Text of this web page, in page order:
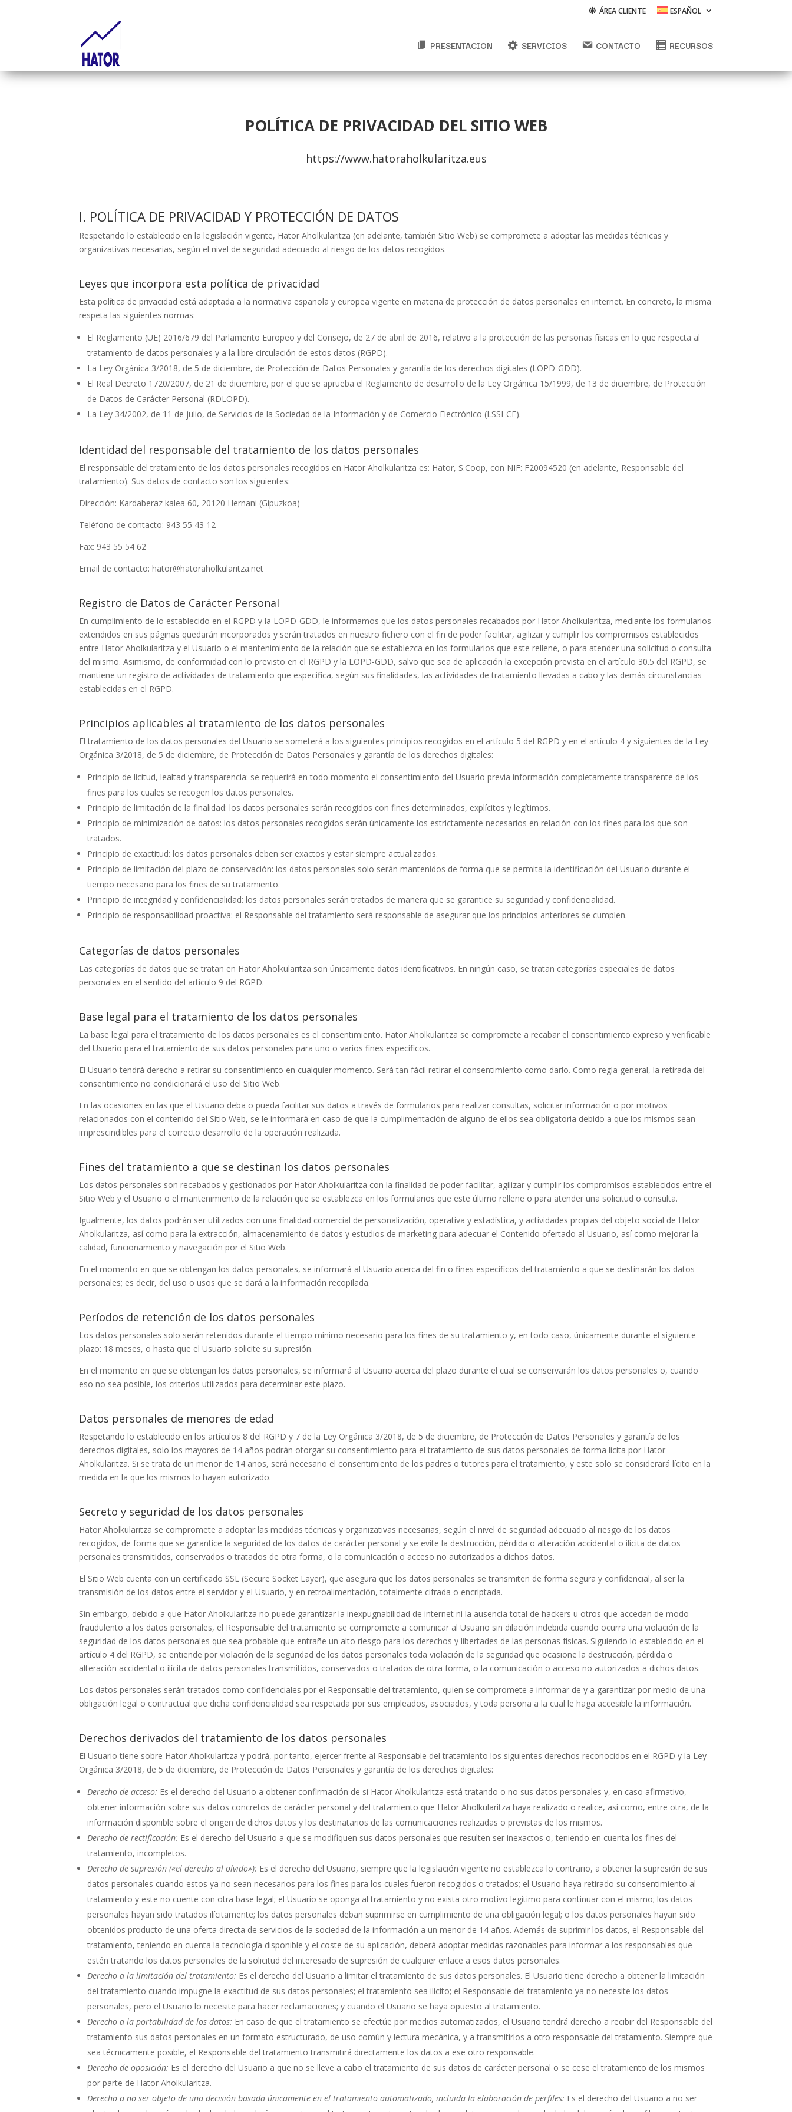
ÁREA CLIENTE ESPAÑOL
PRESENTACION SERVICIOS CONTACTO RECURSOS
POLÍTICA DE PRIVACIDAD DEL SITIO WEB
https://www.hatoraholkularitza.eus
I. POLÍTICA DE PRIVACIDAD Y PROTECCIÓN DE DATOS
Respetando lo establecido en la legislación vigente, Hator Aholkularitza (en adelante, también Sitio Web) se compromete a adoptar las medidas técnicas y
organizativas necesarias, según el nivel de seguridad adecuado al riesgo de los datos recogidos.
Leyes que incorpora esta política de privacidad
Esta política de privacidad está adaptada a la normativa española y europea vigente en materia de protección de datos personales en internet. En concreto, la misma
respeta las siguientes normas:
El Reglamento (UE) 2016/679 del Parlamento Europeo y del Consejo, de 27 de abril de 2016, relativo a la protección de las personas físicas en lo que respecta al
tratamiento de datos personales y a la libre circulación de estos datos (RGPD).
La Ley Orgánica 3/2018, de 5 de diciembre, de Protección de Datos Personales y garantía de los derechos digitales (LOPD-GDD).
El Real Decreto 1720/2007, de 21 de diciembre, por el que se aprueba el Reglamento de desarrollo de la Ley Orgánica 15/1999, de 13 de diciembre, de Protección
de Datos de Carácter Personal (RDLOPD).
La Ley 34/2002, de 11 de julio, de Servicios de la Sociedad de la Información y de Comercio Electrónico (LSSI-CE).
Identidad del responsable del tratamiento de los datos personales
El responsable del tratamiento de los datos personales recogidos en Hator Aholkularitza es: Hator, S.Coop, con NIF: F20094520 (en adelante, Responsable del
tratamiento). Sus datos de contacto son los siguientes:
Dirección: Kardaberaz kalea 60, 20120 Hernani (Gipuzkoa)
Teléfono de contacto: 943 55 43 12
Fax: 943 55 54 62
Email de contacto:hator@hatoraholkularitza.net
Registro de Datos de Carácter Personal
En cumplimiento de lo establecido en el RGPD y la LOPD-GDD, le informamos que los datos personales recabados por Hator Aholkularitza, mediante los formularios
extendidos en sus páginas quedarán incorporados y serán tratados en nuestro fichero con el fin de poder facilitar, agilizar y cumplir los compromisos establecidos
entre Hator Aholkularitza y el Usuario o el mantenimiento de la relación que se establezca en los formularios que este rellene, o para atender una solicitud o consulta
del mismo. Asimismo, de conformidad con lo previsto en el RGPD y la LOPD-GDD, salvo que sea de aplicación la excepción prevista en el artículo 30.5 del RGPD, se
mantiene un registro de actividades de tratamiento que especifica, según sus finalidades, las actividades de tratamiento llevadas a cabo y las demás circunstancias
establecidas en el RGPD.
Principios aplicables al tratamiento de los datos personales
El tratamiento de los datos personales del Usuario se someterá a los siguientes principios recogidos en el artículo 5 del RGPD y en el artículo 4 y siguientes de la Ley
Orgánica 3/2018, de 5 de diciembre, de Protección de Datos Personales y garantía de los derechos digitales:
Principio de licitud, lealtad y transparencia: se requerirá en todo momento el consentimiento del Usuario previa información completamente transparente de los
fines para los cuales se recogen los datos personales.
Principio de limitación de la finalidad: los datos personales serán recogidos con fines determinados, explícitos y legítimos.
Principio de minimización de datos: los datos personales recogidos serán únicamente los estrictamente necesarios en relación con los fines para los que son
tratados.
Principio de exactitud: los datos personales deben ser exactos y estar siempre actualizados.
Principio de limitación del plazo de conservación: los datos personales solo serán mantenidos de forma que se permita la identificación del Usuario durante el
tiempo necesario para los fines de su tratamiento.
Principio de integridad y confidencialidad: los datos personales serán tratados de manera que se garantice su seguridad y confidencialidad.
Principio de responsabilidad proactiva: el Responsable del tratamiento será responsable de asegurar que los principios anteriores se cumplen.
Categorías de datos personales
Las categorías de datos que se tratan en Hator Aholkularitza son únicamente datos identificativos. En ningún caso, se tratan categorías especiales de datos
personales en el sentido del artículo 9 del RGPD.
Base legal para el tratamiento de los datos personales
La base legal para el tratamiento de los datos personales es el consentimiento. Hator Aholkularitza se compromete a recabar el consentimiento expreso y verificable
del Usuario para el tratamiento de sus datos personales para uno o varios fines específicos.
El Usuario tendrá derecho a retirar su consentimiento en cualquier momento. Será tan fácil retirar el consentimiento como darlo. Como regla general, la retirada del
consentimiento no condicionará el uso del Sitio Web.
En las ocasiones en las que el Usuario deba o pueda facilitar sus datos a través de formularios para realizar consultas, solicitar información o por motivos
relacionados con el contenido del Sitio Web, se le informará en caso de que la cumplimentación de alguno de ellos sea obligatoria debido a que los mismos sean
imprescindibles para el correcto desarrollo de la operación realizada.
Fines del tratamiento a que se destinan los datos personales
Los datos personales son recabados y gestionados por Hator Aholkularitza con la finalidad de poder facilitar, agilizar y cumplir los compromisos establecidos entre el
Sitio Web y el Usuario o el mantenimiento de la relación que se establezca en los formularios que este último rellene o para atender una solicitud o consulta.
Igualmente, los datos podrán ser utilizados con una finalidad comercial de personalización, operativa y estadística, y actividades propias del objeto social de Hator
Aholkularitza, así como para la extracción, almacenamiento de datos y estudios de marketing para adecuar el Contenido ofertado al Usuario, así como mejorar la
calidad, funcionamiento y navegación por el Sitio Web.
En el momento en que se obtengan los datos personales, se informará al Usuario acerca del fin o fines específicos del tratamiento a que se destinarán los datos
personales; es decir, del uso o usos que se dará a la información recopilada.
Períodos de retención de los datos personales
Los datos personales solo serán retenidos durante el tiempo mínimo necesario para los fines de su tratamiento y, en todo caso, únicamente durante el siguiente
plazo: 18 meses, o hasta que el Usuario solicite su supresión.
En el momento en que se obtengan los datos personales, se informará al Usuario acerca del plazo durante el cual se conservarán los datos personales o, cuando
eso no sea posible, los criterios utilizados para determinar este plazo.
Datos personales de menores de edad
Respetando lo establecido en los artículos 8 del RGPD y 7 de la Ley Orgánica 3/2018, de 5 de diciembre, de Protección de Datos Personales y garantía de los
derechos digitales, solo los mayores de 14 años podrán otorgar su consentimiento para el tratamiento de sus datos personales de forma lícita por Hator
Aholkularitza. Si se trata de un menor de 14 años, será necesario el consentimiento de los padres o tutores para el tratamiento, y este solo se considerará lícito en la
medida en la que los mismos lo hayan autorizado.
Secreto y seguridad de los datos personales
Hator Aholkularitza se compromete a adoptar las medidas técnicas y organizativas necesarias, según el nivel de seguridad adecuado al riesgo de los datos
recogidos, de forma que se garantice la seguridad de los datos de carácter personal y se evite la destrucción, pérdida o alteración accidental o ilícita de datos
personales transmitidos, conservados o tratados de otra forma, o la comunicación o acceso no autorizados a dichos datos.
El Sitio Web cuenta con un certificado SSL (Secure Socket Layer), que asegura que los datos personales se transmiten de forma segura y confidencial, al ser la
transmisión de los datos entre el servidor y el Usuario, y en retroalimentación, totalmente cifrada o encriptada.
Sin embargo, debido a que Hator Aholkularitza no puede garantizar la inexpugnabilidad de internet ni la ausencia total de hackers u otros que accedan de modo
fraudulento a los datos personales, el Responsable del tratamiento se compromete a comunicar al Usuario sin dilación indebida cuando ocurra una violación de la
seguridad de los datos personales que sea probable que entrañe un alto riesgo para los derechos y libertades de las personas físicas. Siguiendo lo establecido en el
artículo 4 del RGPD, se entiende por violación de la seguridad de los datos personales toda violación de la seguridad que ocasione la destrucción, pérdida o
alteración accidental o ilícita de datos personales transmitidos, conservados o tratados de otra forma, o la comunicación o acceso no autorizados a dichos datos.
Los datos personales serán tratados como confidenciales por el Responsable del tratamiento, quien se compromete a informar de y a garantizar por medio de una
obligación legal o contractual que dicha confidencialidad sea respetada por sus empleados, asociados, y toda persona a la cual le haga accesible la información.
Derechos derivados del tratamiento de los datos personales
El Usuario tiene sobre Hator Aholkularitza y podrá, por tanto, ejercer frente al Responsable del tratamiento los siguientes derechos reconocidos en el RGPD y la Ley
Orgánica 3/2018, de 5 de diciembre, de Protección de Datos Personales y garantía de los derechos digitales:
Derecho de acceso: Es el derecho del Usuario a obtener confirmación de si Hator Aholkularitza está tratando o no sus datos personales y, en caso afirmativo,
obtener información sobre sus datos concretos de carácter personal y del tratamiento que Hator Aholkularitza haya realizado o realice, así como, entre otra, de la
información disponible sobre el origen de dichos datos y los destinatarios de las comunicaciones realizadas o previstas de los mismos.
Derecho de rectificación: Es el derecho del Usuario a que se modifiquen sus datos personales que resulten ser inexactos o, teniendo en cuenta los fines del
tratamiento, incompletos.
Derecho de supresión («el derecho al olvido»): Es el derecho del Usuario, siempre que la legislación vigente no establezca lo contrario, a obtener la supresión de sus
datos personales cuando estos ya no sean necesarios para los fines para los cuales fueron recogidos o tratados; el Usuario haya retirado su consentimiento al
tratamiento y este no cuente con otra base legal; el Usuario se oponga al tratamiento y no exista otro motivo legítimo para continuar con el mismo; los datos
personales hayan sido tratados ilícitamente; los datos personales deban suprimirse en cumplimiento de una obligación legal; o los datos personales hayan sido
obtenidos producto de una oferta directa de servicios de la sociedad de la información a un menor de 14 años. Además de suprimir los datos, el Responsable del
tratamiento, teniendo en cuenta la tecnología disponible y el coste de su aplicación, deberá adoptar medidas razonables para informar a los responsables que
estén tratando los datos personales de la solicitud del interesado de supresión de cualquier enlace a esos datos personales.
Derecho a la limitación del tratamiento: Es el derecho del Usuario a limitar el tratamiento de sus datos personales. El Usuario tiene derecho a obtener la limitación
del tratamiento cuando impugne la exactitud de sus datos personales; el tratamiento sea ilícito; el Responsable del tratamiento ya no necesite los datos
personales, pero el Usuario lo necesite para hacer reclamaciones; y cuando el Usuario se haya opuesto al tratamiento.
Derecho a la portabilidad de los datos: En caso de que el tratamiento se efectúe por medios automatizados, el Usuario tendrá derecho a recibir del Responsable del
tratamiento sus datos personales en un formato estructurado, de uso común y lectura mecánica, y a transmitirlos a otro responsable del tratamiento. Siempre que
sea técnicamente posible, el Responsable del tratamiento transmitirá directamente los datos a ese otro responsable.
Derecho de oposición: Es el derecho del Usuario a que no se lleve a cabo el tratamiento de sus datos de carácter personal o se cese el tratamiento de los mismos
por parte de Hator Aholkularitza.
Derecho a no ser objeto de una decisión basada únicamente en el tratamiento automatizado, incluida la elaboración de perfiles: Es el derecho del Usuario a no ser